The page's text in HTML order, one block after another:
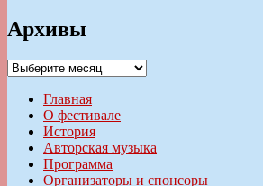
Архивы
Архивы
Главная
О фестивале
История
Авторская музыка
Программа
Организаторы и спонсоры